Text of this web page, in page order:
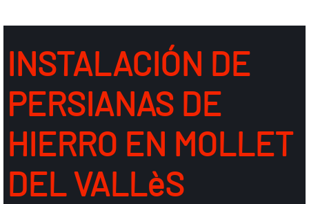
INSTALACIÓN DE
PERSIANAS DE
HIERRO EN MOLLET
DEL VALLèS